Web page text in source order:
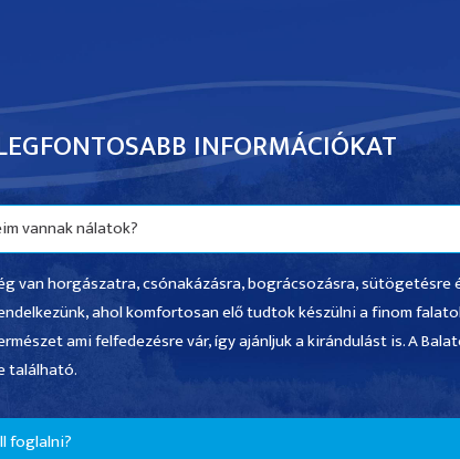
INFORMÁCIÓKAT
vannak nálatok?
van horgászatra, csónakázásra, bográcsozásra, sütögetésre
ahol komfortosan elő tudtok készülni a finom
ami felfedezésre vár, így ajánljuk a kirándulást is. A
található.
foglalni?